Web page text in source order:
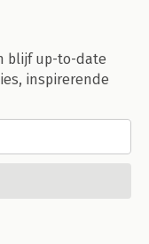
blijf up-to-date
inspirerende